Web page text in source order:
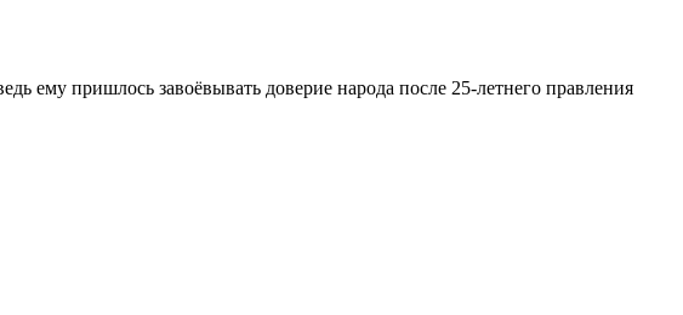
ему пришлось завоёвывать доверие народа после 25-летнего правления